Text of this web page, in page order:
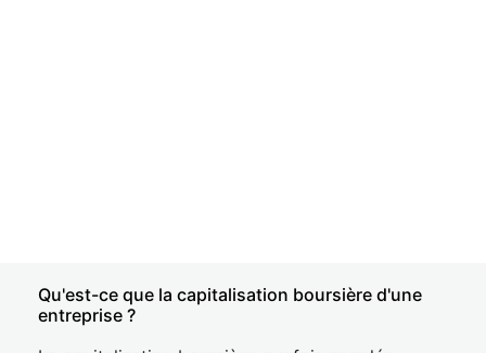
Qu'est-ce que la capitalisation boursière d'une
entreprise ?